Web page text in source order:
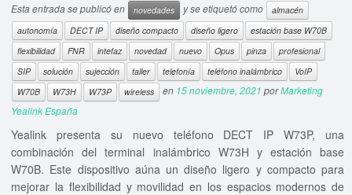
Esta entrada se publicó en novedades y se etiquetó como
almacén
autonomía
DECT IP diseño compacto diseño ligero
estación base W70B
flexibilidad
FNR intefaz novedad nuevo Opus pinza
profesional
SIP
solución sujección taller telefonía teléfono inalámbrico
VoIP
W70B
W73H W73P wireless en 15 noviembre, 2021 porMarketing
Yealink España
Yealink presenta su nuevo teléfono DECT IP W73P, una
combinación del terminal inalámbrico W73H y estación base
W70B. Este dispositivo aúna un diseño ligero y compacto para
mejorar la flexibilidad y movilidad en los espacios modernos de